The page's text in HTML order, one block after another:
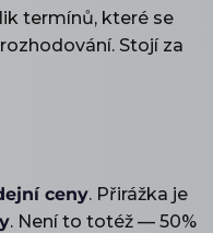
termínů, které se
Stojí za
ceny. Přirážka je
. Není to totéž — 50%